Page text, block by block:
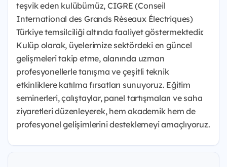
teşvik eden kulübümüz, CIGRE (Conseil
International des Grands Réseaux Électriques)
Türkiye temsilciliği altında faaliyet göstermektedir.
Kulüp olarak, üyelerimize sektördeki en güncel
gelişmeleri takip etme, alanında uzman
profesyonellerle tanışma ve çeşitli teknik
etkinliklere katılma fırsatları sunuyoruz. Eğitim
seminerleri, çalıştaylar, panel tartışmaları ve saha
ziyaretleri düzenleyerek, hem akademik hem de
profesyonel gelişimlerini desteklemeyi amaçlıyoruz.